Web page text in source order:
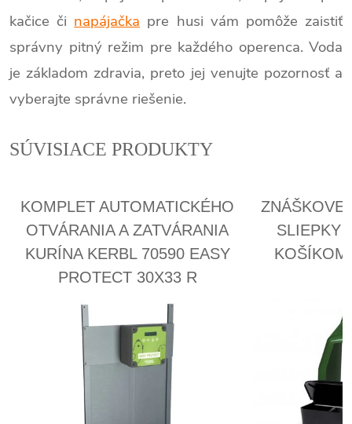
kačice či napájačka pre husi vám pomôže zaistiť
správny pitný režim pre každého operenca. Voda
je základom zdravia, preto jej venujte pozornosť a
vyberajte správne riešenie.
SÚVISIACE PRODUKTY